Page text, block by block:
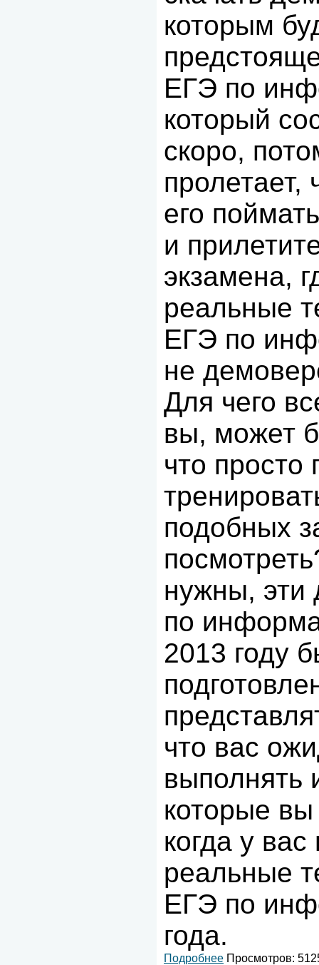
которым
ЕГЭ по
который
скоро,
пролетает,
его
и
экзамена,
реальные
ЕГЭ по
не
Для чего
вы, может
что просто
подобных
нужны,
по
2013 году
что вас
выполнять
которые вы
когда у
реальные
ЕГЭ по
года.
Подробнее Просмотров: